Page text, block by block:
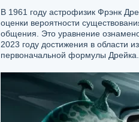
В 1961 году астрофизик Фрэнк
оценки вероятности
общения. Это уравнение
2023 году достижения в области
первоначальной формулы Дрейка.